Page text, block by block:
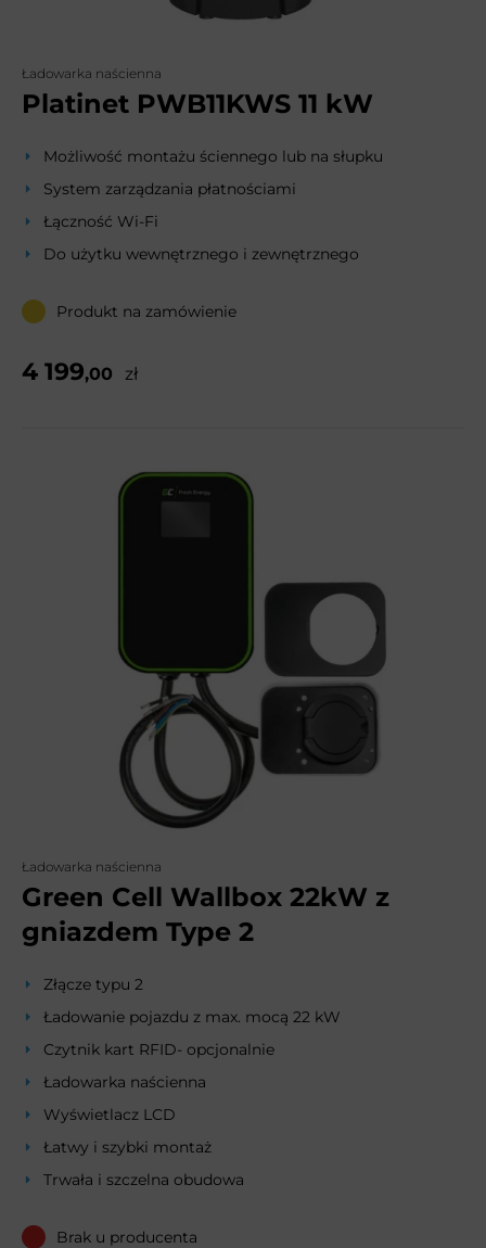
Ładowarka naścienna
Platinet PWB11KWS 11 kW
Możliwość montażu ściennego lub na słupku
System zarządzania płatnościami
Łączność Wi-Fi
Do użytku wewnętrznego i zewnętrznego
Produkt na zamówienie
4 199,00 zł
Ładowarka naścienna
Green Cell Wallbox 22kW z
gniazdem Type 2
Złącze typu 2
Ładowanie pojazdu z max. mocą 22 kW
Czytnik kart RFID- opcjonalnie
Ładowarka naścienna
Wyświetlacz LCD
Łatwy i szybki montaż
Trwała i szczelna obudowa
Brak u producenta